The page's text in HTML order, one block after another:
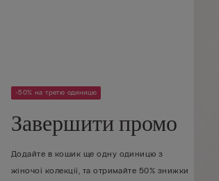
-50% на третю одиницю
Завершити промо
Додайте в кошик ще одну одиницю з
жіночої колекції, та отримайте 50% знижки